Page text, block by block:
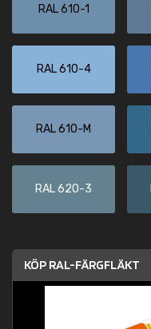
RAL 610-1
RAL 610-4
RAL 610-M
RAL 620-3
KÖP RAL-FÄRGFLÄKT